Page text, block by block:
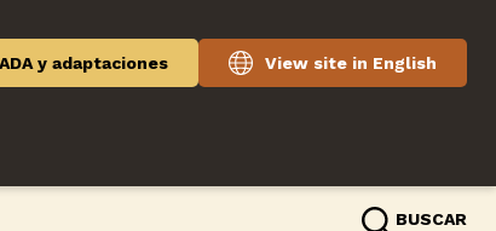
ADA y adaptaciones View site in English
BUSCAR